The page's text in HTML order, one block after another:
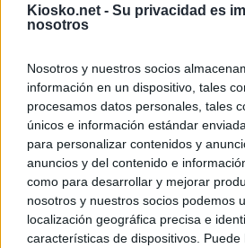
Kiosko.net - Su privacidad es
nosotros
Nosotros y nuestros socios
información en un dispositivo, tales
procesamos datos personales, tales
únicos e información estándar
para personalizar contenidos y
anuncios y del contenido e
como para desarrollar y mejorar
nosotros y nuestros socios podemos
localización geográfica precisa e
características de dispositivos. Puede